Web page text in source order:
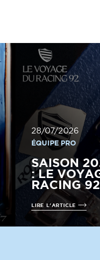
28/07/2026
ÉQUIPE PRO
SAISON
: LE
RACING 92
LIRE L'ARTICLE